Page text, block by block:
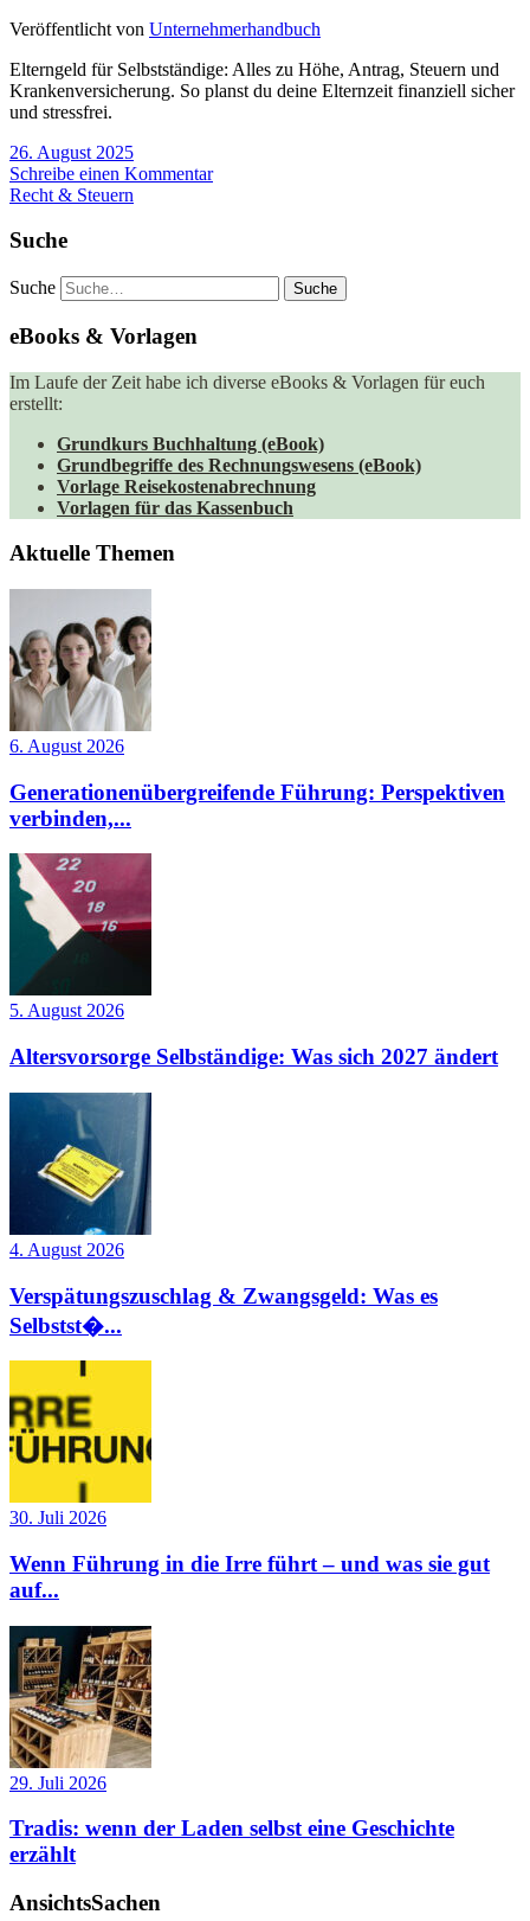
Veröffentlicht von Unternehmerhandbuch
Elterngeld für Selbstständige: Alles zu Höhe, Antrag, Steuern und
Krankenversicherung. So planst du deine Elternzeit finanziell sicher
und stressfrei.
26. August 2025
Schreibe einen Kommentar
Recht & Steuern
Suche
Suche
eBooks & Vorlagen
Im Laufe der Zeit habe ich diverse eBooks & Vorlagen für euch
erstellt:
Grundkurs Buchhaltung (eBook)
Grundbegriffe des Rechnungswesens (eBook)
Vorlage Reisekostenabrechnung
Vorlagen für das Kassenbuch
Aktuelle Themen
6. August 2026
Generationenübergreifende Führung: Perspektiven
verbinden,...
5. August 2026
Altersvorsorge Selbständige: Was sich 2027 ändert
4. August 2026
Verspätungszuschlag & Zwangsgeld: Was es
Selbstst�...
30. Juli 2026
Wenn Führung in die Irre führt – und was sie gut
auf...
29. Juli 2026
Tradis: wenn der Laden selbst eine Geschichte
erzählt
AnsichtsSachen